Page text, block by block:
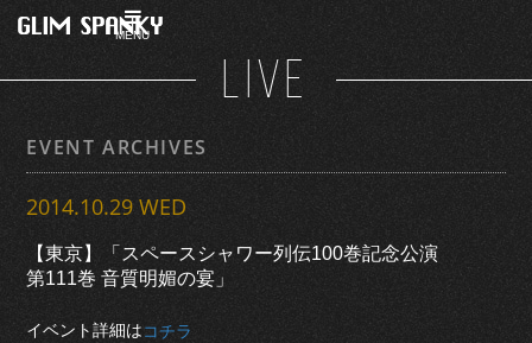
MENU
LIVE
EVENT ARCHIVES
2014.10.29 WED
【東京】「スペースシャワー列伝100巻記念公演
第111巻 音質明媚の宴」
イベント詳細はコチラ